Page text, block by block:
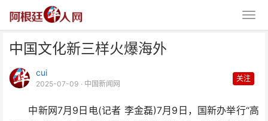
中国文化新三样火爆海外
cui
2025-07-09 · 中国新闻网
关注
中新网7月9日电(记者 李金磊)7月9日，国新办举行“高